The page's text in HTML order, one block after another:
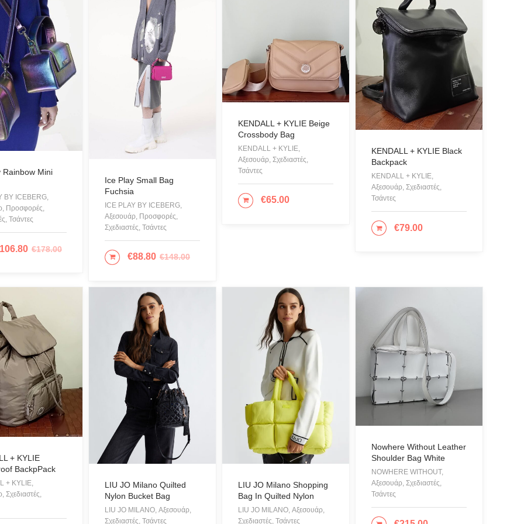
See the Sea
SUPERDRY
U.S. POLO ASSN
Uncategorized
Αγαλματίδια - Statuettes
Βαλίτσες
Βραχιόλια
Γάμος-Βάπτιση
Γιλέκο
Γλυπτική - Sculpture
Δακτυλίδια
Καπέλα & Σκουφιά
Κιμονό
Κοσμήματα
Μαγιό & Παρεό
Μπλούζες
Ολόσωμες Φόρμες
Πανωφόρια
Παπούτσια
Rainbow Mini
BY ICEBERG,
Προσφορές,
Τσάντες
€178.00
106.80ΣΤΟ ΚΑΛΆΘΙ
Ice Play Small Bag
Fuchsia
ICE PLAY BY ICEBERG,
Αξεσουάρ, Προσφορές,
Σχεδιαστές, Τσάντες
€148.00
€88.80
ΠΡΟΣΘΉΚΗ ΣΤΟ ΚΑΛΆΘΙ
KENDALL + KYLIE Beige
Crossbody Bag
KENDALL + KYLIE,
Αξεσουάρ, Σχεδιαστές,
Τσάντες
€65.00
ΠΡΟΣΘΉΚΗ ΣΤΟ ΚΑΛΆΘΙ
KENDALL + KYLIE Black
Backpack
KENDALL + KYLIE,
Αξεσουάρ, Σχεδιαστές,
Τσάντες
€79.00
ΠΡΟΣΘΉΚΗ ΣΤΟ ΚΑΛΆΘΙ
+ KYLIE
BackpPack
+ KYLIE,
Σχεδιαστές,
LIU JO Milano Quilted
Nylon Bucket Bag
LIU JO MILANO, Αξεσουάρ,
Σχεδιαστές, Τσάντες
LIU JO Milano Shopping
Bag In Quilted Nylon
LIU JO MILANO, Αξεσουάρ,
Σχεδιαστές, Τσάντες
Nowhere Without Leather
Shoulder Bag White
NOWHERE WITHOUT,
Αξεσουάρ, Σχεδιαστές,
Τσάντες